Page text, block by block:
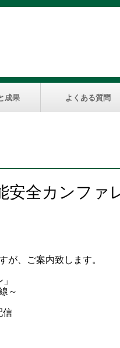
成果 よくある質問
安全カンファ
が、ご案内致します。
～
信